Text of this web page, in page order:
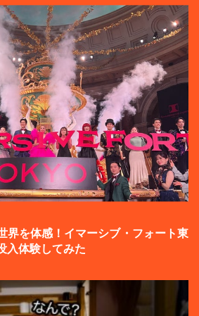
界を体感！イマーシブ・フォート東
入体験してみた